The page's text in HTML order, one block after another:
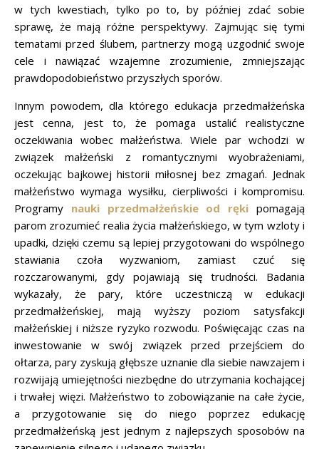
w tych kwestiach, tylko po to, by później zdać sobie
sprawę, że mają różne perspektywy. Zajmując się tymi
tematami przed ślubem, partnerzy mogą uzgodnić swoje
cele i nawiązać wzajemne zrozumienie, zmniejszając
prawdopodobieństwo przyszłych sporów.
Innym powodem, dla którego edukacja przedmałżeńska
jest cenna, jest to, że pomaga ustalić realistyczne
oczekiwania wobec małżeństwa. Wiele par wchodzi w
związek małżeński z romantycznymi wyobrażeniami,
oczekując bajkowej historii miłosnej bez zmagań. Jednak
małżeństwo wymaga wysiłku, cierpliwości i kompromisu.
Programy nauki przedmałżeńskie od ręki pomagają
parom zrozumieć realia życia małżeńskiego, w tym wzloty i
upadki, dzięki czemu są lepiej przygotowani do wspólnego
stawiania czoła wyzwaniom, zamiast czuć się
rozczarowanymi, gdy pojawiają się trudności. Badania
wykazały, że pary, które uczestniczą w edukacji
przedmałżeńskiej, mają wyższy poziom satysfakcji
małżeńskiej i niższe ryzyko rozwodu. Poświęcając czas na
inwestowanie w swój związek przed przejściem do
ołtarza, pary zyskują głębsze uznanie dla siebie nawzajem i
rozwijają umiejętności niezbędne do utrzymania kochającej
i trwałej więzi. Małżeństwo to zobowiązanie na całe życie,
a przygotowanie się do niego poprzez edukację
przedmałżeńską jest jednym z najlepszych sposobów na